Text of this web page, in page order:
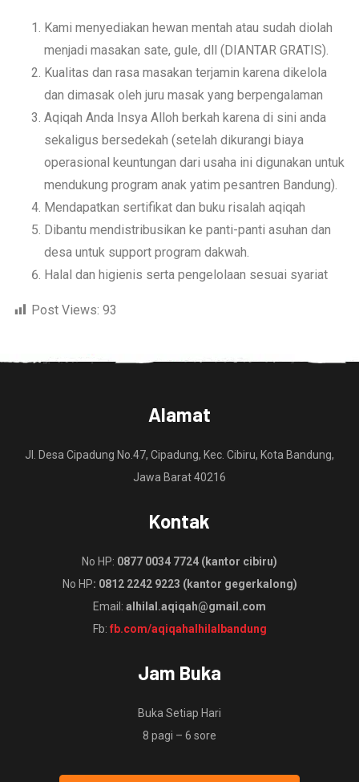
Kami menyediakan hewan mentah atau sudah diolah
menjadi masakan sate, gule, dll (DIANTAR GRATIS).
Kualitas dan rasa masakan terjamin karena dikelola
dan dimasak oleh juru masak yang berpengalaman
Aqiqah Anda Insya Alloh berkah karena di sini anda
sekaligus bersedekah (setelah dikurangi biaya
operasional keuntungan dari usaha ini digunakan untuk
mendukung program anak yatim pesantren Bandung).
Mendapatkan sertifikat dan buku risalah aqiqah
Dibantu mendistribusikan ke panti-panti asuhan dan
desa untuk support program dakwah.
Halal dan higienis serta pengelolaan sesuai syariat
Post Views: 93
Alamat
Jl. Desa Cipadung No.47, Cipadung, Kec. Cibiru, Kota Bandung,
Jawa Barat 40216
Kontak
No HP: 0877 0034 7724 (kantor cibiru)
No HP: 0812 2242 9223 (kantor gegerkalong)
Email: alhilal.aqiqah@gmail.com
Fb: fb.com/aqiqahalhilalbandung
Jam Buka
Buka Setiap Hari
8 pagi – 6 sore